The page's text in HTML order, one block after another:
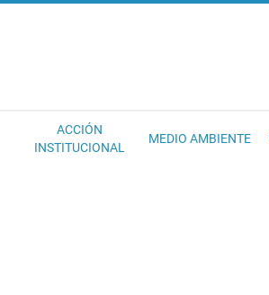
ACCIÓN
INSTITUCIONAL
MEDIO AMBIENTE